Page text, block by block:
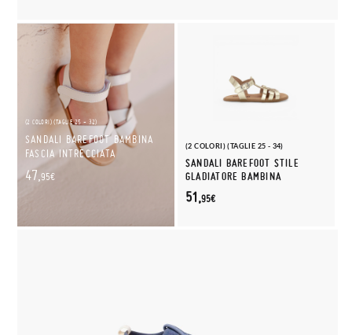
(2 COLORI) (TAGLIE 25 - 32)
SANDALI BAREFOOT BAMBINA
FASCIA INTRECCIATA
47, 95€
(2 COLORI) (TAGLIE 25 - 34)
SANDALI BAREFOOT STILE
GLADIATORE BAMBINA
51,95€